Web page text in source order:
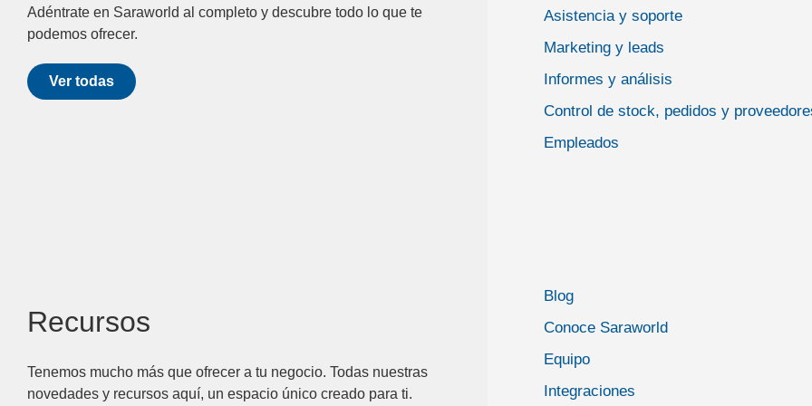
Adéntrate en Saraworld al completo y descubre todo lo que te
podemos ofrecer.
Ver todas
Asistencia y soporte
Marketing y leads
Informes y análisis
Control de stock, pedidos y
Empleados
Recursos
Tenemos mucho más que ofrecer a tu negocio. Todas nuestras
novedades y recursos aquí, un espacio único creado para ti.
Blog
Conoce Saraworld
Equipo
Integraciones